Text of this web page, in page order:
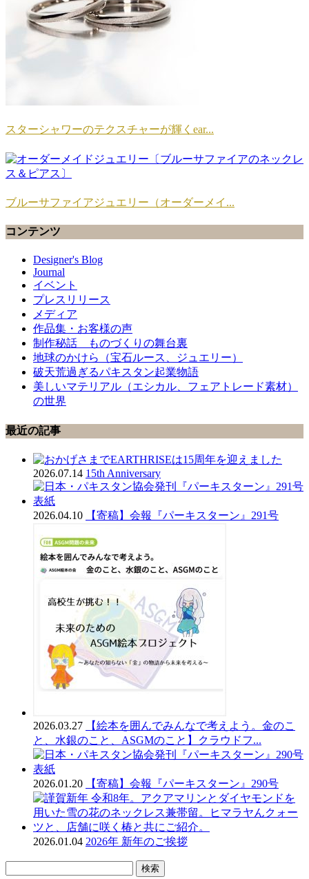
スターシャワーのテクスチャーが輝くear...
ブルーサファイアジュエリー（オーダーメイ...
コンテンツ
Designer's Blog
Journal
イベント
プレスリリース
メディア
作品集・お客様の声
制作秘話 ものづくりの舞台裏
地球のかけら（宝石ルース、ジュエリー）
破天荒過ぎるパキスタン起業物語
美しいマテリアル（エシカル、フェアトレード素材）
の世界
最近の記事
2026.07.14 15th Anniversary
2026.04.10 【寄稿】会報『パーキスターン』291号
2026.03.27
【絵本を囲んでみんなで考えよう。金のこ
と、水銀のこと、ASGMのこと】クラウドフ...
2026.01.20 【寄稿】会報『パーキスターン』290号
2026.01.04 2026年 新年のご挨拶